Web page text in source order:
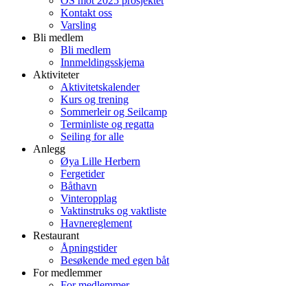
Kontakt oss
Varsling
Bli medlem
Bli medlem
Innmeldingsskjema
Aktiviteter
Aktivitetskalender
Kurs og trening
Sommerleir og Seilcamp
Terminliste og regatta
Seiling for alle
Anlegg
Øya Lille Herbern
Fergetider
Båthavn
Vinteropplag
Vaktinstruks og vaktliste
Havnereglement
Restaurant
Åpningstider
Besøkende med egen båt
For medlemmer